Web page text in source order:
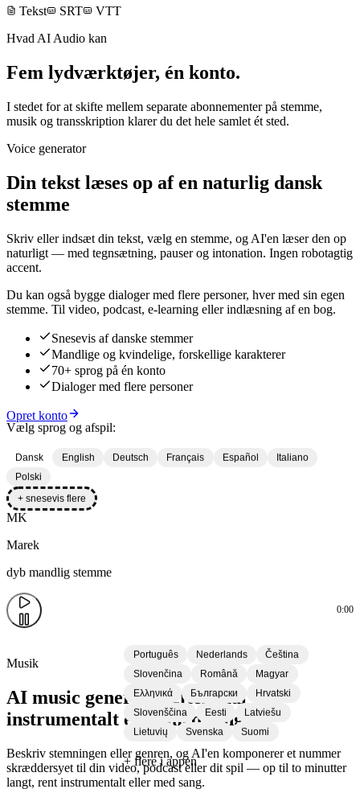
Tekst
SRT
VTT
Hvad AI Audio kan
Fem lydværktøjer, én konto.
I stedet for at skifte mellem separate abonnementer på stemme,
musik og transskription klarer du det hele samlet ét sted.
Voice generator
Din tekst læses op af en naturlig dansk
stemme
Skriv eller indsæt din tekst, vælg en stemme, og AI'en læser den op
naturligt — med tegnsætning, pauser og intonation. Ingen robotagtig
accent.
Du kan også bygge dialoger med flere personer, hver med sin egen
stemme. Til video, podcast, e-learning eller indlæsning af en bog.
Snesevis af danske stemmer
Mandlige og kvindelige, forskellige karakterer
70+ sprog på én konto
Dialoger med flere personer
Opret konto
Vælg sprog og afspil:
Dansk English Deutsch Français Español
Italiano
Polski
+ snesevis flere
Português Nederlands
Čeština
Slovenčina
Română
Magyar
Ελληνικά
Български
Hrvatski
Slovenščina
Eesti
Latviešu
Lietuvių
Svenska Suomi
+ flere i appen
MK
Marek
dyb mandlig stemme
0:00
Musik
AI music generator efter mål —
instrumentalt eller med sang
Beskriv stemningen eller genren, og AI'en komponerer et nummer
skræddersyet til din video, podcast eller dit spil — op til to minutter
langt, rent instrumentalt eller med sang.